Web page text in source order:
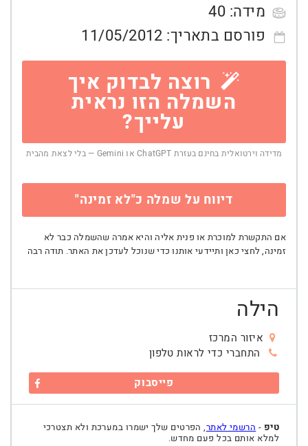
מידה: 40
פורסם בתאריך: 11/05/2012
רוצה לבדוק איך
השמלה הזו נראית
עלייך?
מדידה וירטואלית בחינם בעזרת ChatGPT או Gemini — בלי לצאת מהבית
דיווח על שמלה כ"לא זמינה"
אם התקשרת למוכרת או פנית אליה והיא אמרה שהשמלה כבר לא
זמינה, לחצי כאן ותיידעי אותנו כדי שנוכל לעדכן את האתר. תודה רבה
הילה
איזור המרכז
התחברי כדי לראות טלפון
פייסבוק
טיפ - הרשמי לאתר, הפרטים שלך ישמרו במערכת ולא תצטרכי
למלא אותם בכל פעם מחדש.